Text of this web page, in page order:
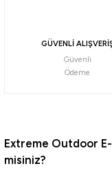
GÜVENLİ
Güvenli
Ödeme
Extreme Outdoor
misiniz?